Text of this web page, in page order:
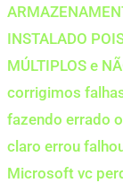
INSTALADO
MÚLTIPLOS e
corrigimos
fazendo errado
claro errou
Microsoft vc